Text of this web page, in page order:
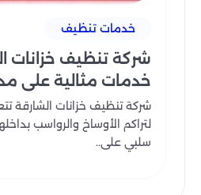
خدمات تنظيف
شركة تنظيف خزانات
خدمات مثالية علي مدار 24
شركة تنظيف خزانات الشارقة
لتراكم الأوساخ والرواسب
سلبي على..